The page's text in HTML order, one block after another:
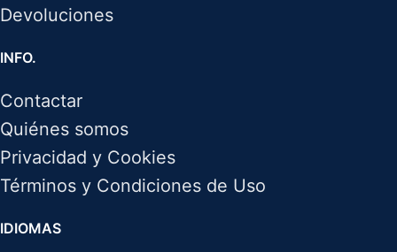
Devoluciones
INFO.
Contactar
Quiénes somos
Privacidad y Cookies
Términos y Condiciones de Uso
IDIOMAS